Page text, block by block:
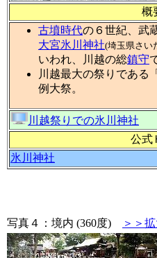
概
古墳時代の６世紀、武
大宮氷川神社(埼玉県さい
いわれ、川越の総鎮守
川越最大の祭りである「
例大祭。
川越祭りでの氷川神社
公式
氷川神社
写真４：境内 (360度) ＞＞